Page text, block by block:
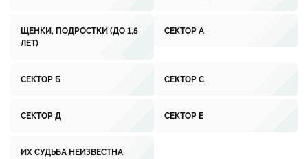
ЩЕНКИ, ПОДРОСТКИ (ДО 1,5
ЛЕТ)
СЕКТОР А
СЕКТОР Б СЕКТОР С
СЕКТОР Д СЕКТОР Е
ИХ СУДЬБА НЕИЗВЕСТНА